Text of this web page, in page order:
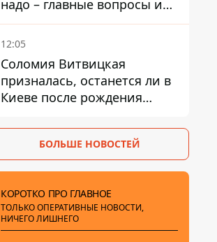
надо – главные вопросы и
выводы из конфликта на
Теремках
12:05
Соломия Витвицкая
призналась, останется ли в
Киеве после рождения
БОЛЬШЕ НОВОСТЕЙ
КОРОТКО ПРО ГЛАВНОЕ
ТОЛЬКО ОПЕРАТИВНЫЕ НОВОСТИ,
НИЧЕГО ЛИШНЕГО